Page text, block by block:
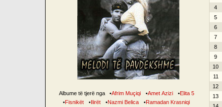
Albume të tjerë nga •Afrim Muçiqi •Amet Azizi •Elita 5
•Fisnikët •Ilirët •Nazmi Belica •Ramadan Krasniqi
4
5
6
7
8
9
10
11
12
13